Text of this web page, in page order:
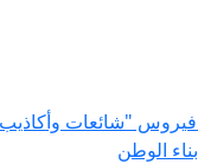
فيروس "شائعات
الوطن